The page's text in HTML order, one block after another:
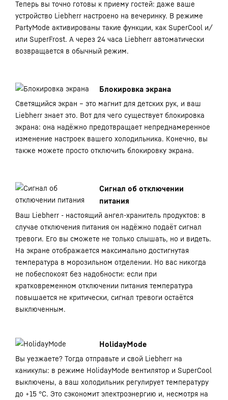
Теперь вы точно готовы к приему гостей: даже ваше
устройство Liebherr настроено на вечеринку. В режиме
PartyMode активированы такие функции, как SuperCool и/
или SuperFrost. А через 24 часа Liebherr автоматически
возвращается в обычный режим.
Блокировка экрана
Светящийся экран – это магнит для детских рук, и ваш
Liebherr знает это. Вот для чего существует блокировка
экрана: она надёжно предотвращает непреднамеренное
изменение настроек вашего холодильника. Конечно, вы
также можете просто отключить блокировку экрана.
Сигнал об отключении
питания
Ваш Liebherr - настоящий ангел-хранитель продуктов: в
случае отключения питания он надёжно подаёт сигнал
тревоги. Его вы сможете не только слышать, но и видеть.
На экране отображается максимально достигнутая
температура в морозильном отделении. Но вас никогда
не побеспокоят без надобности: если при
кратковременном отключении питания температура
повышается не критически, сигнал тревоги остаётся
выключенным.
HolidayMode
Вы уезжаете? Тогда отправьте и свой Liebherr на
каникулы: в режиме HolidayMode вентилятор и SuperCool
выключены, а ваш холодильник регулирует температуру
до +15 °C. Это сэкономит электроэнергию и, несмотря на